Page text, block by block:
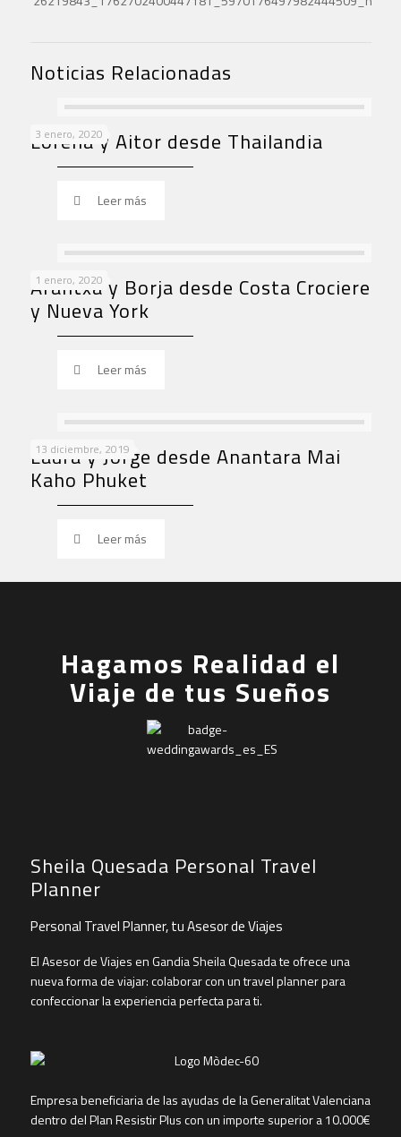
Noticias Relacionadas
3 enero, 2020
Lorena y Aitor desde Thailandia
Leer más
1 enero, 2020
Arantxa y Borja desde Costa Crociere
y Nueva York
Leer más
13 diciembre, 2019
Laura y Jorge desde Anantara Mai
Kaho Phuket
Leer más
Hagamos Realidad el
Viaje de tus Sueños
Sheila Quesada Personal Travel
Planner
Personal Travel Planner, tu Asesor de Viajes
El Asesor de Viajes en Gandia Sheila Quesada te ofrece una
nueva forma de viajar: colaborar con un travel planner para
confeccionar la experiencia perfecta para ti.
Empresa beneficiaria de las ayudas de la Generalitat Valenciana
dentro del Plan Resistir Plus con un importe superior a 10.000€